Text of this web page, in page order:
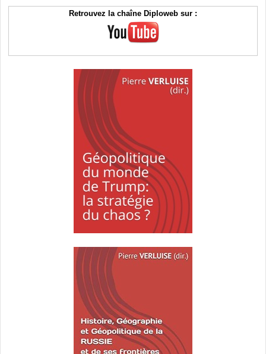
Retrouvez la chaîne Diploweb sur :